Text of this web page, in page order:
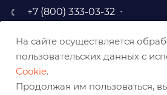
+7 (800) 333-03-32
baz@belabraziv.ru
308009, Россия, г. Белгород,
На сайте осуществляется
пользовательских данных с
Cookie.
Продолжая им пользоваться,